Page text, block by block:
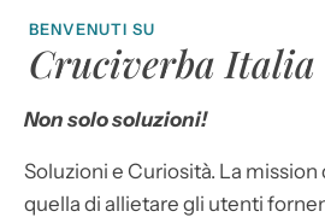
BENVENUTI SU
Cruciverba Italia
Non solo soluzioni!
Soluzioni e Curiosità. La mission
quella di allietare gli utenti